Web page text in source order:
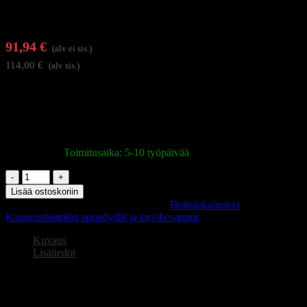
91,94 € (alv ei sis.)
114,00 € (alv sis.)
Toimitusaika: 5-10 työpäivää
Kaappi
Kombi
harmaa
määrä
Lisää ostoskoriin
Hoitolakalusteet
Kauneushoitolan apupöydät ja tarvikevaunut
Kuvaus
Lisätiedot